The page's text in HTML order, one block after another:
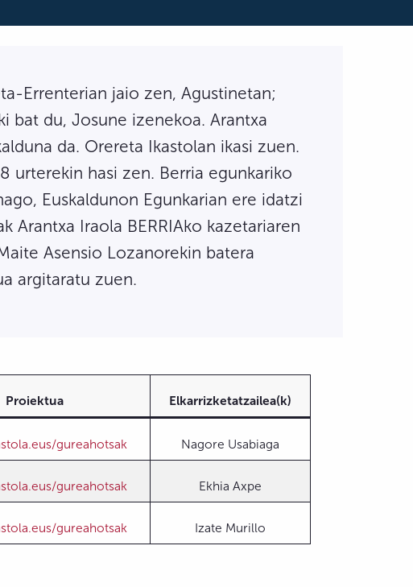
Errenterian jaio zen, Agustinetan;
bat du, Josune izenekoa. Arantxa
da. Orereta Ikastolan ikasi zuen.
urterekin hasi zen. Berria egunkariko
Euskaldunon Egunkarian ere idatzi
Arantxa Iraola BERRIAko kazetariaren
Asensio Lozanorekin batera
argitaratu zuen.
Proiektua Elkarrizketatzailea(k)
gureahotsak Nagore Usabiaga
gureahotsak Ekhia Axpe
gureahotsak Izate Murillo